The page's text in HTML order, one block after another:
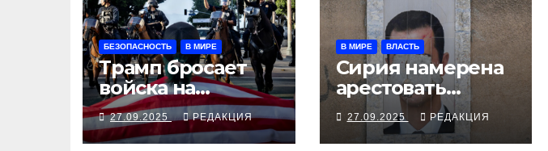
БЕЗОПАСНОСТЬ В МИРЕ
Трамп бросает
войска на
Портленд
27.09.2025 РЕДАКЦИЯ
В МИРЕ ВЛАСТЬ
Сирия намерена
арестовать
бежавшего в
Москву экс-
27.09.2025 РЕДАКЦИЯ